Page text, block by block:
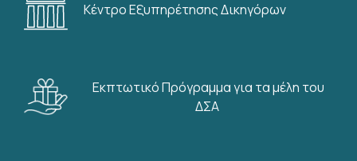
Κέντρο Εξυπηρέτησης Δικηγόρων
Εκπτωτικό Πρόγραμμα για τα μέλη του
ΔΣΑ